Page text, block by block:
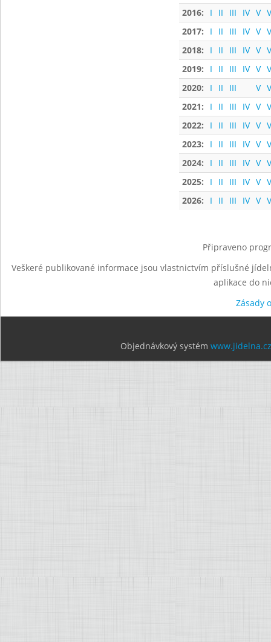
2016: I II III IV V
2017:
I II III IV V
2018:
I II III IV V
2019:
I II III IV V
2020:
I II III V
2021:
I II III IV V
2022:
I II III IV V
2023:
I II III IV V
2024:
I II III IV V
2025:
I II III IV V
2026:
I II III IV V
Připraveno
Veškeré publikované informace jsou vlastnictvím příslušné
aplikace do
Zásady
Objednávkový systém www.jidelna.cz